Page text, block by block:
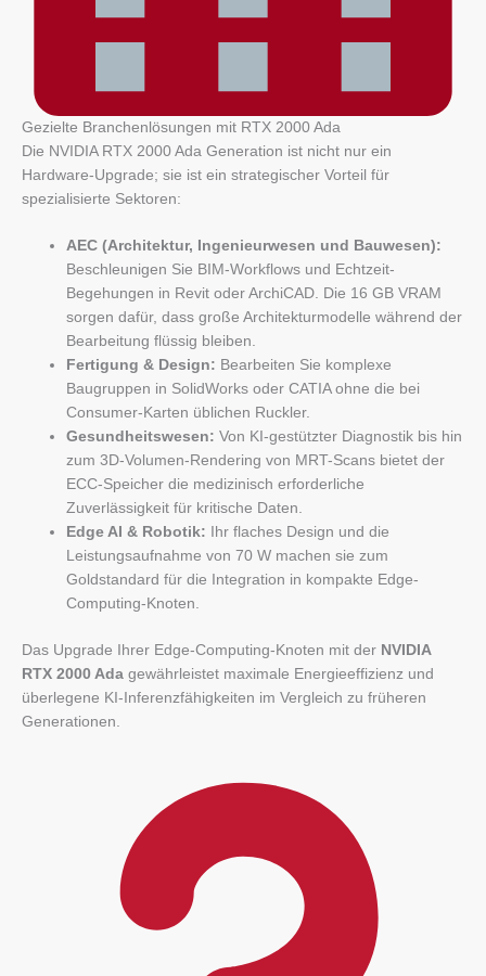
Gezielte Branchenlösungen mit RTX 2000 Ada
Die NVIDIA RTX 2000 Ada Generation ist nicht nur ein
Hardware-Upgrade; sie ist ein strategischer Vorteil für
spezialisierte Sektoren:
AEC (Architektur, Ingenieurwesen und Bauwesen):
Beschleunigen Sie BIM-Workflows und Echtzeit-
Begehungen in Revit oder ArchiCAD. Die 16 GB VRAM
sorgen dafür, dass große Architekturmodelle während der
Bearbeitung flüssig bleiben.
Fertigung & Design: Bearbeiten Sie komplexe
Baugruppen in SolidWorks oder CATIA ohne die bei
Consumer-Karten üblichen Ruckler.
Gesundheitswesen: Von KI-gestützter Diagnostik bis hin
zum 3D-Volumen-Rendering von MRT-Scans bietet der
ECC-Speicher die medizinisch erforderliche
Zuverlässigkeit für kritische Daten.
Edge AI & Robotik: Ihr flaches Design und die
Leistungsaufnahme von 70 W machen sie zum
Goldstandard für die Integration in kompakte Edge-
Computing-Knoten.
Das Upgrade Ihrer Edge-Computing-Knoten mit der NVIDIA
RTX 2000 Ada gewährleistet maximale Energieeffizienz und
überlegene KI-Inferenzfähigkeiten im Vergleich zu früheren
Generationen.